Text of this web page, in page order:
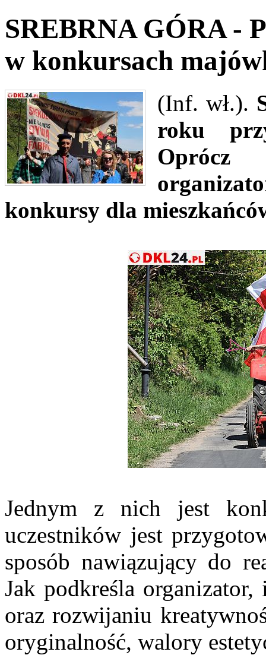
SREBRNA GÓRA -
w konkursach
(Inf. wł.).
roku
konkursy dla
Jednym z nich jest
uczestników jest
sposób nawiązujący do
Jak podkreśla
oraz rozwijaniu
oryginalność, walory